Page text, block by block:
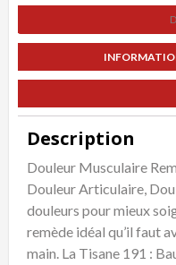
Naturel
Description
Douleur Musculaire
Douleur Articulaire,
douleurs pour mieux
remède idéal qu’il faut
main. La Tisane 191 :